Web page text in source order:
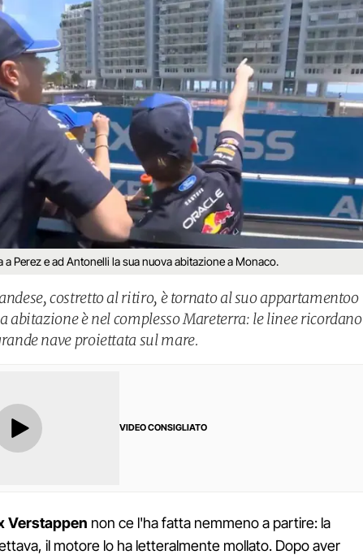
a Perez e ad Antonelli la sua nuova abitazione a Monaco.
costretto al ritiro, è tornato al suo appartamentoo
abitazione è nel complesso Mareterra: le linee ricordano
nave proiettata sul mare.
VIDEO CONSIGLIATO
Verstappen non ce l'ha fatta nemmeno a partire: la
il motore lo ha letteralmente mollato. Dopo aver